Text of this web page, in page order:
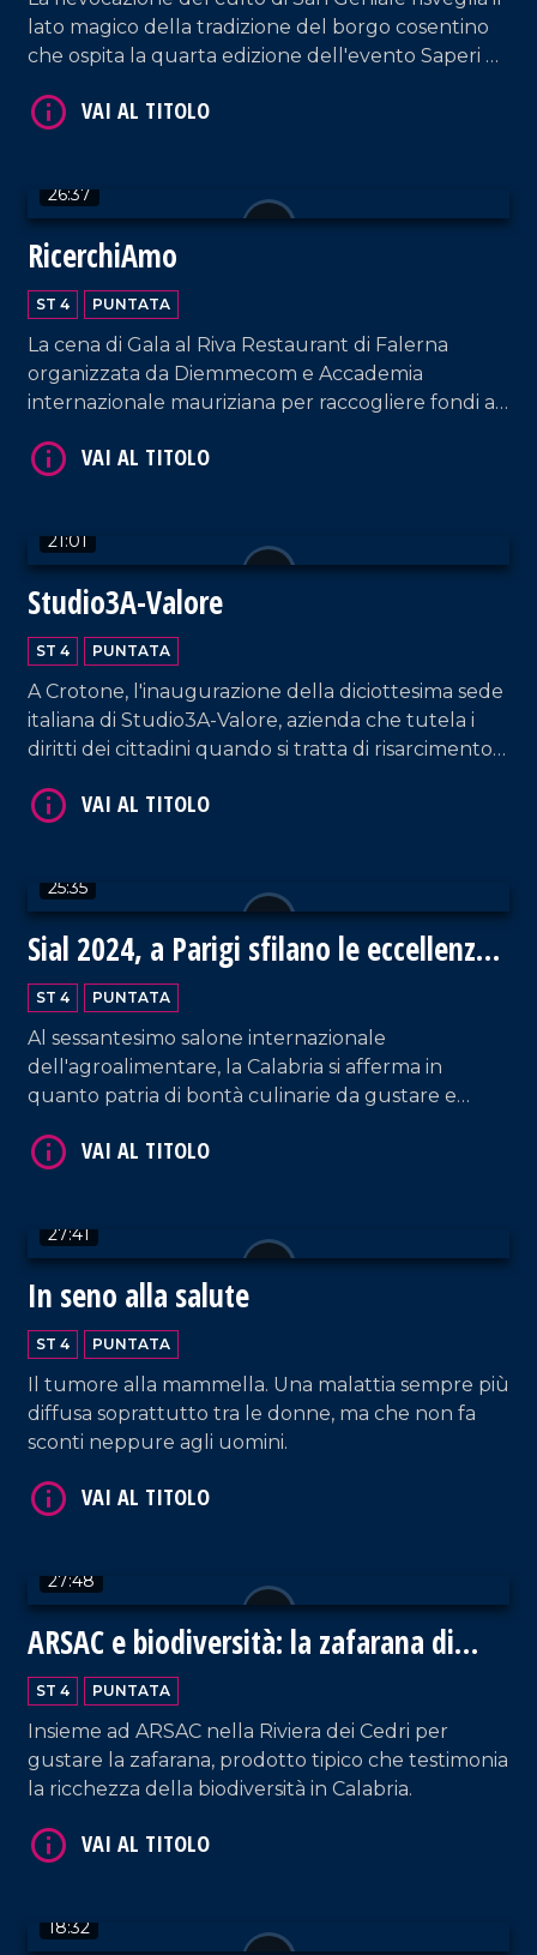
lato magico della tradizione del borgo cosentino
che ospita la quarta edizione dell'evento Saperi e
26:37
RicerchiAmo
ST 4 PUNTATA
La cena di Gala al Riva Restaurant di Falerna
organizzata da Diemmecom e Accademia
internazionale mauriziana per raccogliere fondi a
dell'UMG.
21:01
Studio3A-Valore
ST 4 PUNTATA
A Crotone, l'inaugurazione della diciottesima sede
italiana di Studio3A-Valore, azienda che tutela i
diritti dei cittadini quando si tratta di risarcimento
25:35
Sial 2024, a Parigi sfilano le eccellenze
gastronomiche della Calabria
ST 4 PUNTATA
Al sessantesimo salone internazionale
dell'agroalimentare, la Calabria si afferma in
quanto patria di bontà culinarie da gustare e
27:41
In seno alla salute
ST 4 PUNTATA
Il tumore alla mammella. Una malattia sempre più
diffusa soprattutto tra le donne, ma che non fa
sconti neppure agli uomini.
27:48
ARSAC e biodiversità: la zafarana di
Tortora
ST 4 PUNTATA
Insieme ad ARSAC nella Riviera dei Cedri per
gustare la zafarana, prodotto tipico che testimonia
la ricchezza della biodiversità in Calabria.
18:32
VAI AL TITOLO
VAI AL TITOLO
VAI AL TITOLO
VAI AL TITOLO
VAI AL TITOLO